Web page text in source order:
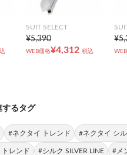
SUIT SELECT
¥5,390
WEB価格¥4,312 税込
するタグ
#ネクタイ トレンド #ネクタイ シル
レンド #シルク SILVER LINE #メ